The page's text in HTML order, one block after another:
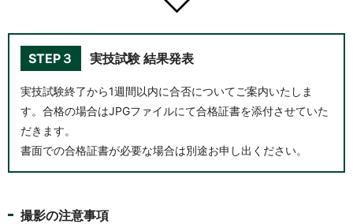
STEP３ 実技試験 結果発表
実技試験終了から1週間以内に合否についてご案内いたしま
す。合格の場合はJPGファイルにて合格証書を添付させていた
だきます。
書面での合格証書が必要な場合は別途お申し出ください。
撮影の注意事項